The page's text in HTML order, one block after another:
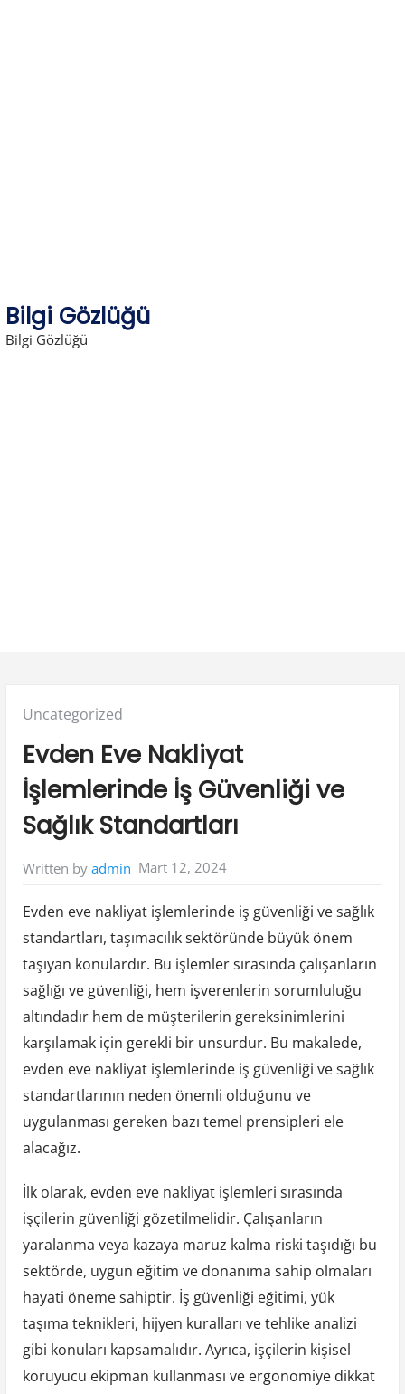
Bilgi Gözlüğü
Bilgi Gözlüğü
Posted
Uncategorized
Evden Eve Nakliyat
İşlemlerinde İş Güvenliği ve
Sağlık Standartları
Written by admin Mart 12, 2024
Evden eve nakliyat işlemlerinde iş güvenliği ve sağlık
standartları, taşımacılık sektöründe büyük önem
taşıyan konulardır. Bu işlemler sırasında çalışanların
sağlığı ve güvenliği, hem işverenlerin sorumluluğu
altındadır hem de müşterilerin gereksinimlerini
karşılamak için gerekli bir unsurdur. Bu makalede,
evden eve nakliyat işlemlerinde iş güvenliği ve sağlık
standartlarının neden önemli olduğunu ve
uygulanması gereken bazı temel prensipleri ele
alacağız.
İlk olarak, evden eve nakliyat işlemleri sırasında
işçilerin güvenliği gözetilmelidir. Çalışanların
yaralanma veya kazaya maruz kalma riski taşıdığı bu
sektörde, uygun eğitim ve donanıma sahip olmaları
hayati öneme sahiptir. İş güvenliği eğitimi, yük
taşıma teknikleri, hijyen kuralları ve tehlike analizi
gibi konuları kapsamalıdır. Ayrıca, işçilerin kişisel
koruyucu ekipman kullanması ve ergonomiye dikkat